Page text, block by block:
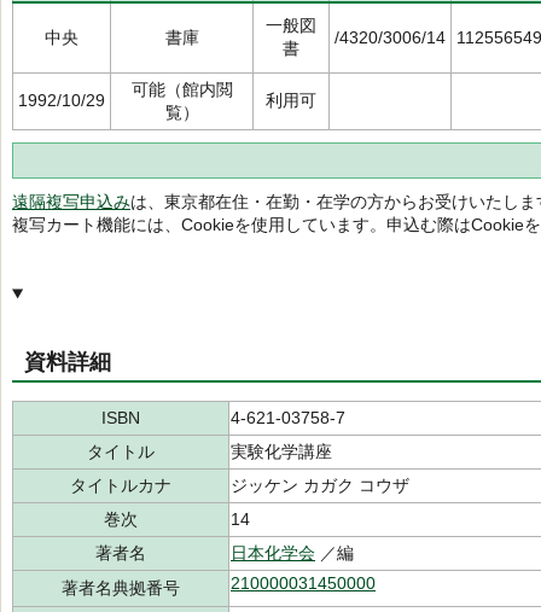
中央 書庫
一般図
書
/4320/3006/14
1992/10/29
可能（館内閲
覧）
利用可
遠隔複写申込みは、東京都在住・在勤・在学の方からお受けいたしま
複写カート機能には、Cookieを使用しています。申込む際はCookie
資料詳細
ISBN
4-621-03758-7
タイトル
実験化学講座
タイトルカナ
ジッケン カガク コウザ
巻次
14
著者名
日本化学会 ／編
著者名典拠番号
210000031450000